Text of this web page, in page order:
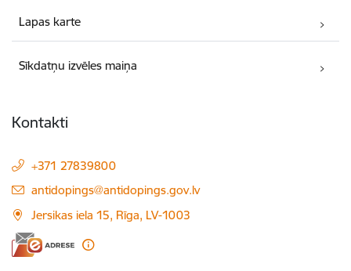
Lapas karte
Sīkdatņu izvēles maiņa
Kontakti
+371 27839800
E-pasts:
antidopings@antidopings.gov.lv
Jersikas iela 15, Rīga, LV-1003